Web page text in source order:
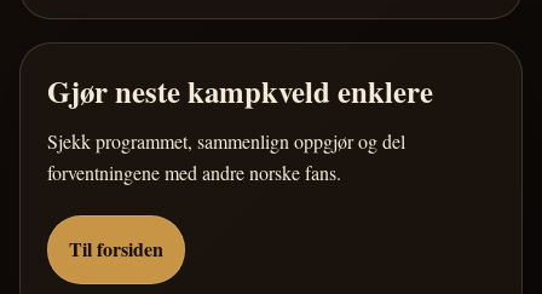
Gjør neste kampkveld enklere
Sjekk programmet, sammenlign oppgjør og del
forventningene med andre norske fans.
Til forsiden